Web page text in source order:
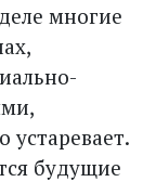
многие
устаревает.
будущие